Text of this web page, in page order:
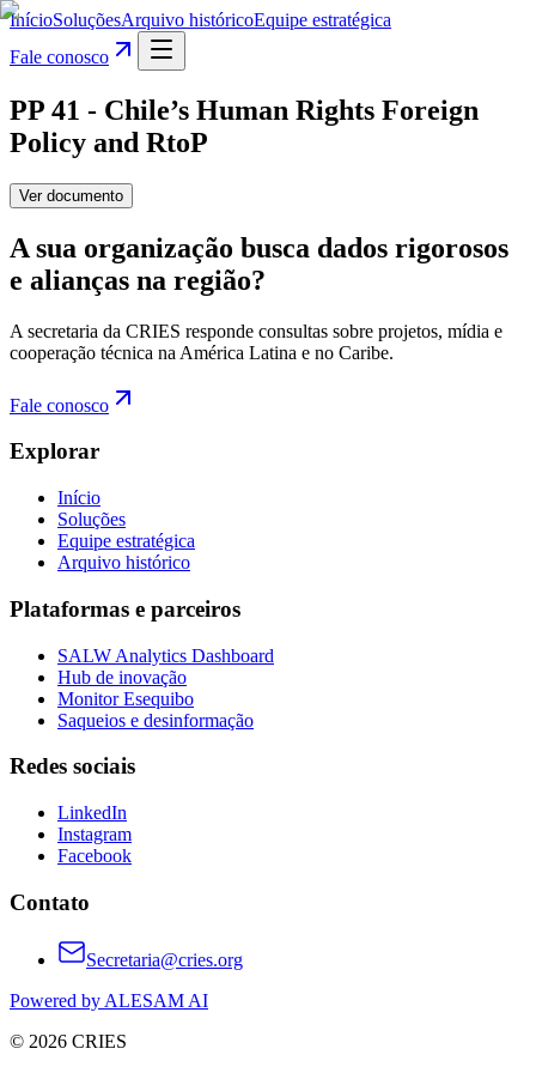
InícioSoluçõesArquivo históricoEquipe estratégica
Fale conosco
PP 41 - Chile’s Human Rights Foreign
Policy and RtoP
Ver documento
A sua organização busca dados rigorosos
e alianças na região?
A secretaria da CRIES responde consultas sobre projetos, mídia e
cooperação técnica na América Latina e no Caribe.
Fale conosco
Explorar
Início
Soluções
Equipe estratégica
Arquivo histórico
Plataformas e parceiros
SALW Analytics Dashboard
Hub de inovação
Monitor Esequibo
Saqueios e desinformação
Redes sociais
LinkedIn
Instagram
Facebook
Contato
Secretaria@cries.org
Powered by ALESAM AI
© 2026 CRIES